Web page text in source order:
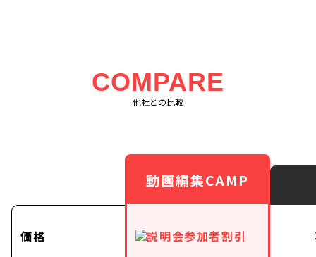
COMPARE
他社との比較
価格
動画編集CAMP